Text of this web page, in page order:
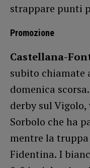
strappare punti
Promozione
Castellana-
subito chiamate
domenica
derby sul
Sorbolo che ha
mentre la
Fidentina. I